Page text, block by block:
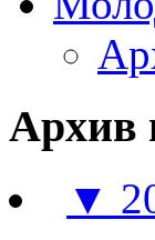
Архив
▼